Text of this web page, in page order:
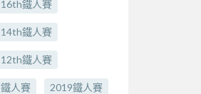
16th鐵人賽
14th鐵人賽
12th鐵人賽
鐵人賽 2019鐵人賽